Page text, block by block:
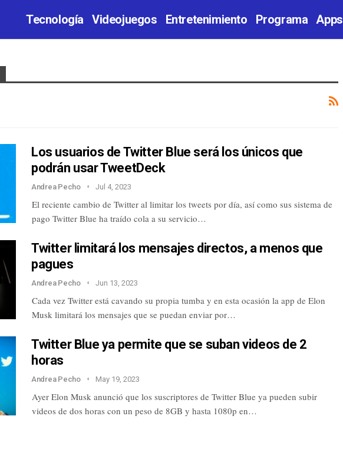
Tecnología Videojuegos Entretenimiento Programa Apps
Los usuarios de Twitter Blue será los únicos que
podrán usar TweetDeck
Andrea Pecho Jul 4, 2023
El reciente cambio de Twitter al limitar los tweets por día, así como sus sistema de
pago Twitter Blue ha traído cola a su servicio…
Twitter limitará los mensajes directos, a menos que
pagues
Andrea Pecho Jun 13, 2023
Cada vez Twitter está cavando su propia tumba y en esta ocasión la app de Elon
Musk limitará los mensajes que se puedan enviar por…
Twitter Blue ya permite que se suban videos de 2
horas
Andrea Pecho May 19, 2023
Ayer Elon Musk anunció que los suscriptores de Twitter Blue ya pueden subir
videos de dos horas con un peso de 8GB y hasta 1080p en…